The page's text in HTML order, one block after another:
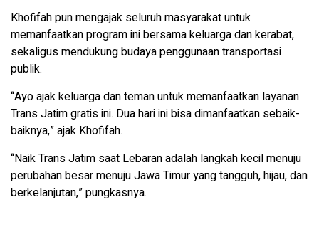
Khofifah pun mengajak seluruh masyarakat untuk
memanfaatkan program ini bersama keluarga dan kerabat,
sekaligus mendukung budaya penggunaan transportasi
publik.
“Ayo ajak keluarga dan teman untuk memanfaatkan layanan
Trans Jatim gratis ini. Dua hari ini bisa dimanfaatkan sebaik-
baiknya,” ajak Khofifah.
“Naik Trans Jatim saat Lebaran adalah langkah kecil menuju
perubahan besar menuju Jawa Timur yang tangguh, hijau, dan
berkelanjutan,” pungkasnya.